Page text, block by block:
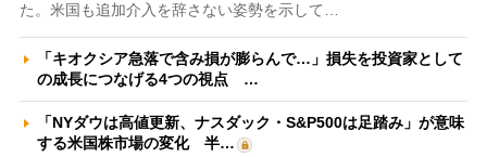
た。米国も追加介入を辞さない姿勢を示して…
「キオクシア急落で含み損が膨らんで…」損失を投資家として
の成長につなげる4つの視点 …
「NYダウは高値更新、ナスダック・S&P500は足踏み」が意味
する米国株市場の変化 半…